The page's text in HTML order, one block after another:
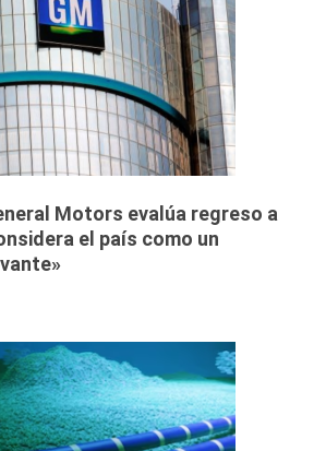
Motors evalúa regreso a
el país como un